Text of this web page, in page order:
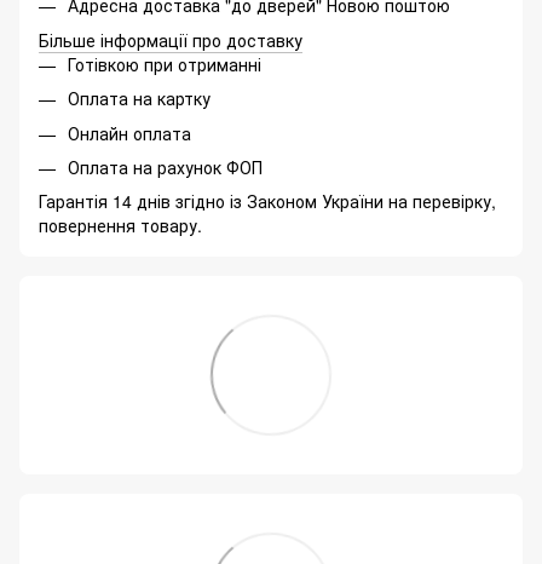
Адресна доставка "до дверей" Новою поштою
Більше інформації про доставку
Готівкою при отриманні
Оплата на картку
Онлайн оплата
Оплата на рахунок ФОП
Гарантія 14 днів згідно із Законом України на перевірку,
повернення товару.